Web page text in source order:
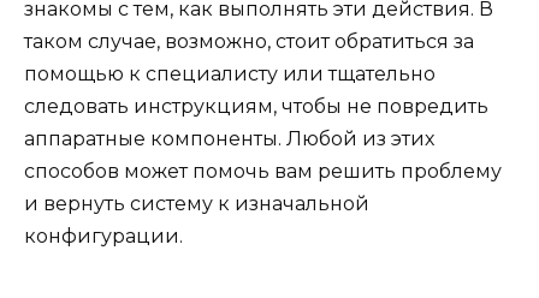
знакомы с тем, как выполнять эти действия. В
таком случае, возможно, стоит обратиться за
помощью к специалисту или тщательно
следовать инструкциям, чтобы не повредить
аппаратные компоненты. Любой из этих
способов может помочь вам решить проблему
и вернуть систему к изначальной
конфигурации.